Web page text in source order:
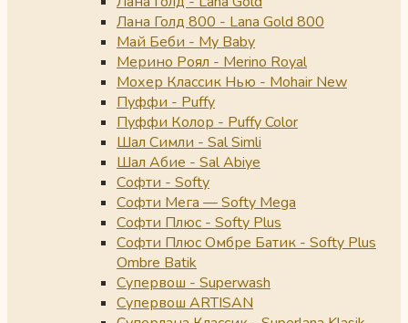
Лана Голд 800 - Lana Gold 800
Май Беби - My Baby
Мерино Роял - Merino Royal
Мохер Классик Нью - Mohair New
Пуффи - Puffy
Пуффи Колор - Puffy Color
Шал Симли - Sal Simli
Шал Абие - Sal Abiye
Софти - Softy
Софти Мега — Softy Mega
Софти Плюс - Softy Plus
Софти Плюс Омбре Батик - Softy Plus
Ombre Batik
Супервош - Superwash
Супервош ARTISAN